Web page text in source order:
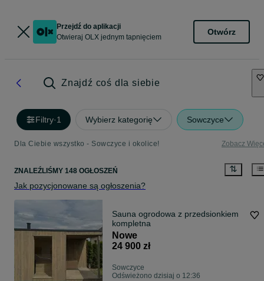
Przejdź do aplikacji
Otwieraj OLX jednym tapnięciem
Otwórz
Znajdź coś dla siebie
Filtry·1 Wybierz kategorię Sowczyce
Dla Ciebie wszystko - Sowczyce i okolice! Zobacz
ZNALEŹLIŚMY 148 OGŁOSZEŃ
Jak pozycjonowane są ogłoszenia?
Sauna ogrodowa z przedsionkiem
kompletna
Nowe
24 900 zł
Sowczyce
Odświeżono dzisiaj o 12:36